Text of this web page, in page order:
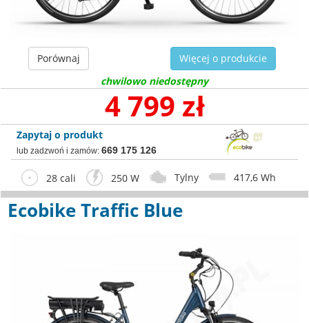
Porównaj
Więcej o produkcie
chwilowo niedostępny
4 799 zł
Zapytaj o produkt
lub zadzwoń i zamów: 669 175 126
28 cali 250 W Tylny 417,6 Wh
Ecobike Traffic Blue